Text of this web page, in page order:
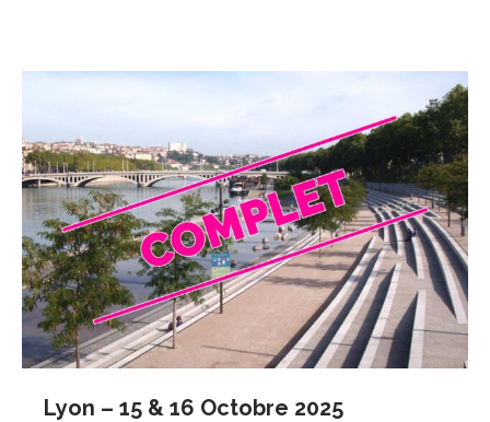
Lyon – 15 & 16 Octobre 2025